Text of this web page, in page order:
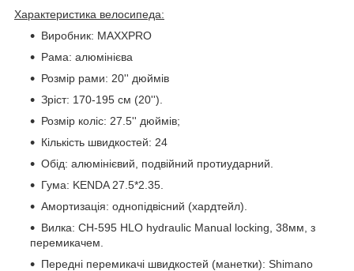
Характеристика велосипеда:
Виробник: MAXXPRO
Рама: алюмінієва
Розмір рами: 20'' дюймів
Зріст: 170-195 см (20'').
Розмір коліс: 27.5'' дюймів;
Кількість швидкостей: 24
Обід: алюмінієвий, подвійний протиударний.
Гума: KENDA 27.5*2.35.
Амортизація: однопідвісний (хардтейл).
Вилка: CH-595 HLO hydraulic Manual locking, 38мм, з
перемикачем.
Передні перемикачі швидкостей (манетки): Shimano